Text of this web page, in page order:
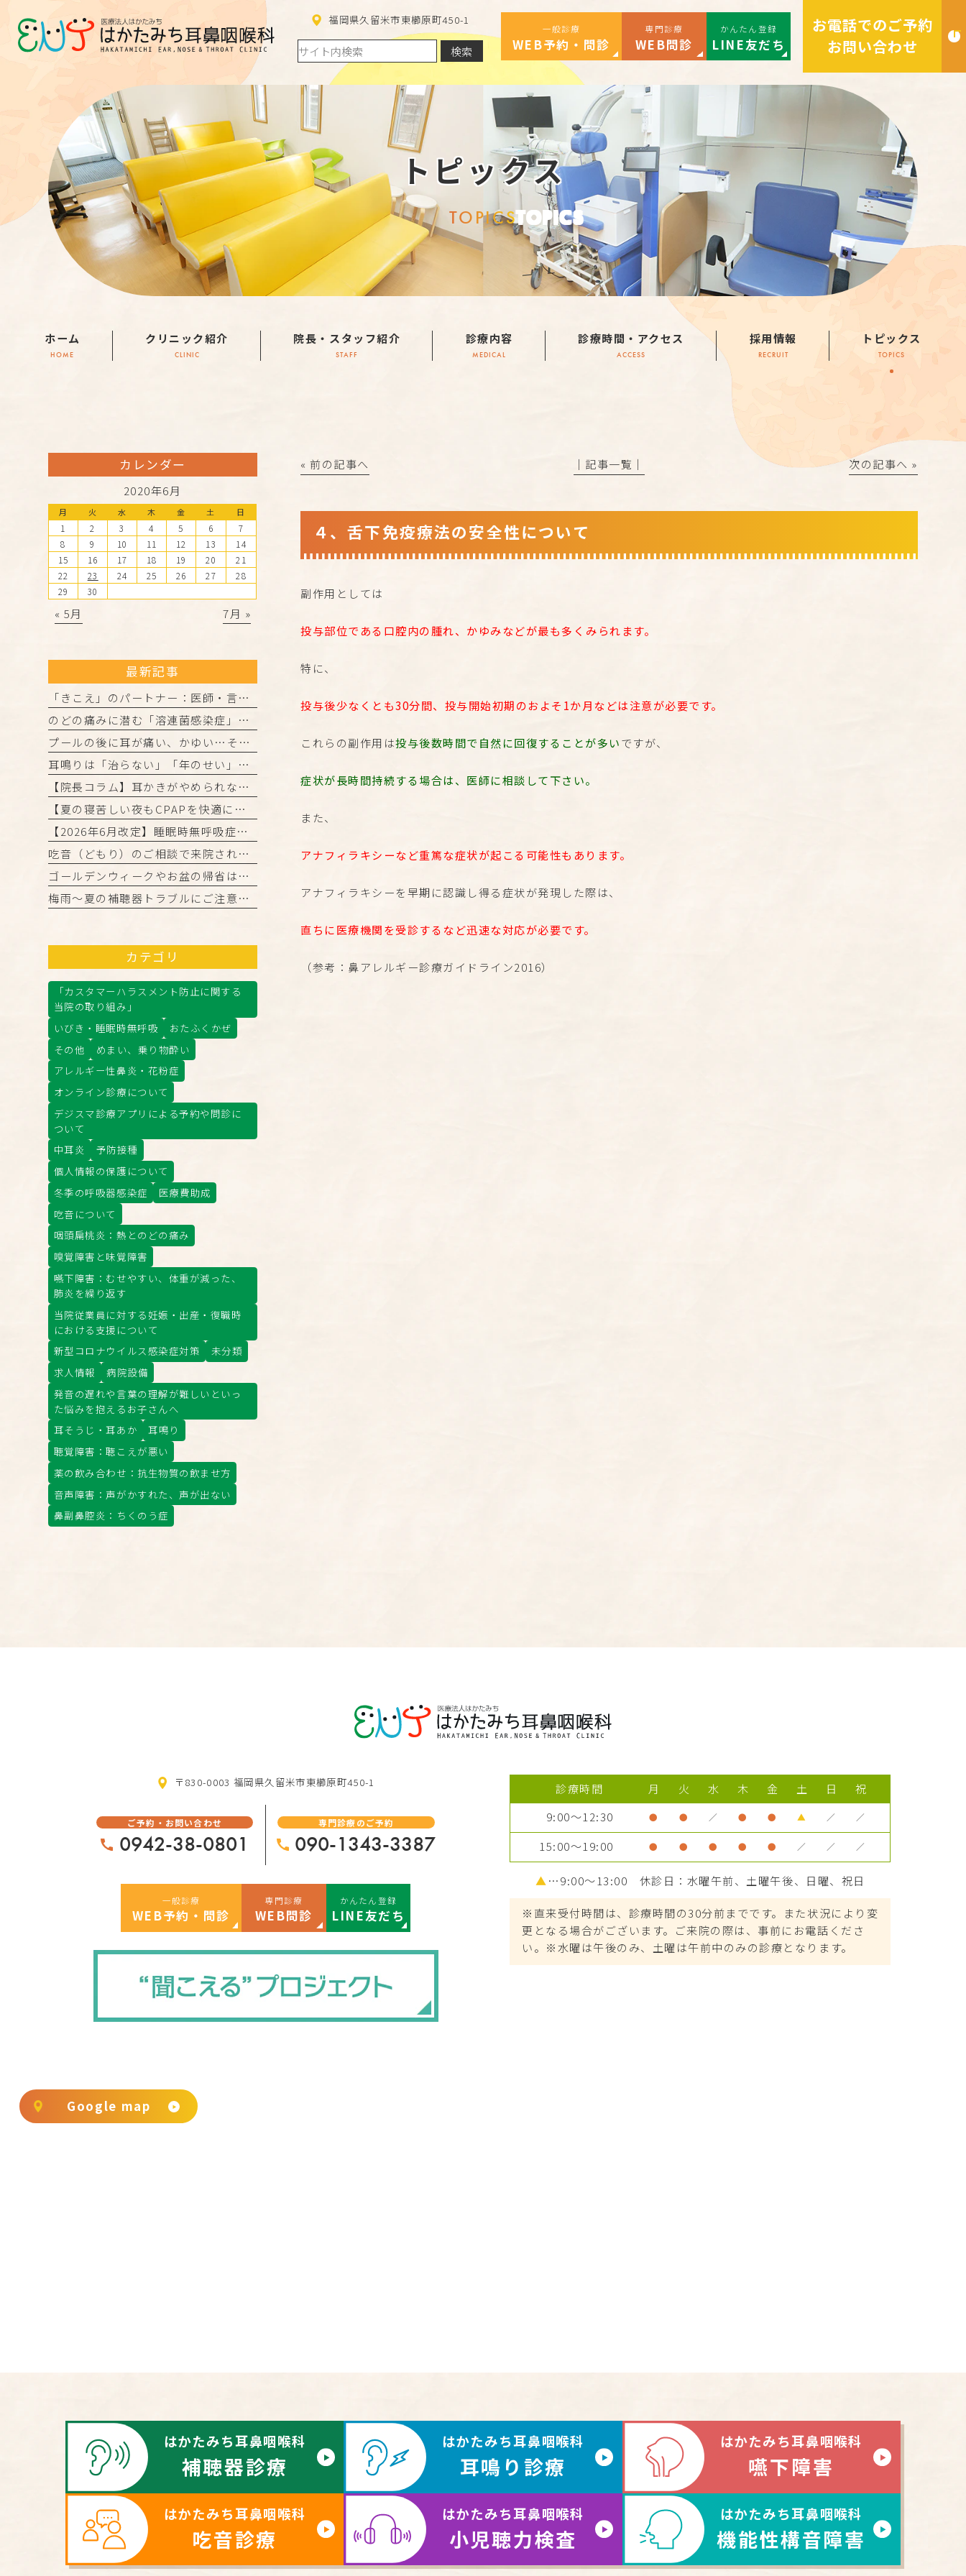
福岡県久留米市東櫛原町450-1
検索
一般診療
WEB予約・問診
専門診療
WEB問診
かんたん登録
LINE友だち
お電話でのご予約
お問い合わせ
トピックス
TOPICSTOPICS
ホーム
HOME
クリニック紹介
CLINIC
院長・スタッフ紹介
STAFF
診療内容
MEDICAL
診療時間・アクセス
ACCESS
採用情報
RECRUIT
トピックス
TOPICS
« 前の記事へ │記事一覧│ 次の記事へ »
４、舌下免疫療法の安全性について
副作用としては
投与部位である口腔内の腫れ、かゆみなどが最も多くみられます。
特に、
投与後少なくとも30分間、投与開始初期のおよそ1か月などは注意が必要です。
これらの副作用は投与後数時間で自然に回復することが多いですが、
症状が長時間持続する場合は、医師に相談して下さい。
また、
アナフィラキシーなど重篤な症状が起こる可能性もあります。
アナフィラキシーを早期に認識し得る症状が発現した際は、
直ちに医療機関を受診するなど迅速な対応が必要です。
（参考：鼻アレルギー診療ガイドライン2016）
カレンダー
2020年6月
月 火 水 木 金 土 日
1 2 3 4 5 6
7
8
9 10 11 12 13
14
15
16 17 18 19 20
21
22
23 24 25 26 27
28
29
30
« 5月 7月 »
最新記事
「きこえ」のパートナー：医師・言語聴覚士・認定補聴器技能者の3者が連携して進める「安心の補聴器外来」
のどの痛みに潜む「溶連菌感染症」とは？正しく理解して、しっかり治しましょう
プールの後に耳が痛い、かゆい…それは「外耳炎」かもしれません。
耳鳴りは「治らない」「年のせい」と諦めていませんか？
【院長コラム】耳かきがやめられない…それ、「かゆみの悪循環」かもしれません！
【夏の寝苦しい夜もCPAPを快適に！院長からの3つのアドバイス】
【2026年6月改定】睡眠時無呼吸症候群（CPAP治療）の保険ルール変更と当院からのお知らせ
吃音（どもり）のご相談で来院された患者様・ご家族の皆様へ
ゴールデンウィークやお盆の帰省は「きこえ」のチェックのチャンス！難聴と認知機能の関係について
梅雨～夏の補聴器トラブルにご注意を！ご自宅でのケアと定期メンテナンスのお願い
カテゴリ
「カスタマーハラスメント防止に関する
当院の取り組み」
いびき・睡眠時無呼吸
おたふくかぜ
その他
めまい、乗り物酔い
アレルギー性鼻炎・花粉症
オンライン診療について
デジスマ診療アプリによる予約や問診に
ついて
中耳炎
予防接種
個人情報の保護について
冬季の呼吸器感染症
医療費助成
吃音について
咽頭扁桃炎：熱とのどの痛み
嗅覚障害と味覚障害
嚥下障害：むせやすい、体重が減った、
肺炎を繰り返す
当院従業員に対する妊娠・出産・復職時
における支援について
新型コロナウイルス感染症対策
未分類
求人情報
病院設備
発音の遅れや言葉の理解が難しいといっ
た悩みを抱えるお子さんへ
耳そうじ・耳あか
耳鳴り
聴覚障害：聴こえが悪い
薬の飲み合わせ：抗生物質の飲ませ方
音声障害：声がかすれた、声が出ない
鼻副鼻腔炎：ちくのう症
〒830-0003 福岡県久留米市東櫛原町450-1
ご予約・お問い合わせ
0942-38-0801
専門診療のご予約
090-1343-3387
一般診療
WEB予約・問診
専門診療
WEB問診
かんたん登録
LINE友だち
診療時間 月 火 水 木 金 土 日
祝
9:00～12:30
● ● ／ ● ● ▲ ／ ／
15:00～19:00 ● ● ● ● ● ／ ／ ／
▲ …9:00～13:00 休診日：水曜午前、土曜午後、日曜、祝日
※直来受付時間は、診療時間の30分前までです。また状況により変
更となる場合がございます。ご来院の際は、事前にお電話くださ
い。※水曜は午後のみ、土曜は午前中のみの診療となります。
Google map
はかたみち耳鼻咽喉科
補聴器診療
はかたみち耳鼻咽喉科
耳鳴り診療
はかたみち耳鼻咽喉科
嚥下障害
はかたみち耳鼻咽喉科
吃音診療
はかたみち耳鼻咽喉科
小児聴力検査
はかたみち耳鼻咽喉科
機能性構音障害